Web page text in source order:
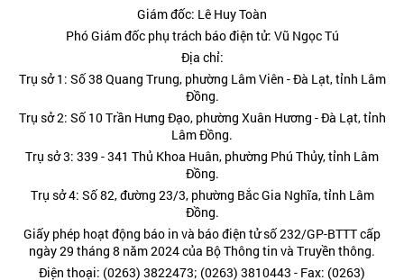
Giám đốc: Lê Huy Toàn
Phó Giám đốc phụ trách báo điện tử: Vũ Ngọc Tú
Địa chỉ:
Trụ sở 1: Số 38 Quang Trung, phường Lâm Viên - Đà Lạt, tỉnh Lâm
Đồng.
Trụ sở 2: Số 10 Trần Hưng Đạo, phường Xuân Hương - Đà Lạt, tỉnh
Lâm Đồng.
Trụ sở 3: 339 - 341 Thủ Khoa Huân, phường Phú Thủy, tỉnh Lâm
Đồng.
Trụ sở 4: Số 82, đường 23/3, phường Bắc Gia Nghĩa, tỉnh Lâm
Đồng.
Giấy phép hoạt động báo in và báo điện tử số 232/GP-BTTT cấp
ngày 29 tháng 8 năm 2024 của Bộ Thông tin và Truyền thông.
Điện thoại: (0263) 3822473; (0263) 3810443 - Fax: (0263)